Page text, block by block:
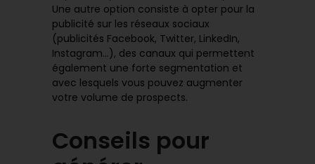
Une autre option consiste à opter pour la
publicité sur les réseaux sociaux
(publicités Facebook, Twitter, LinkedIn,
Instagram…), des canaux qui permettent
également une forte segmentation et
avec lesquels vous pouvez augmenter
votre volume de prospects.
Conseils pour